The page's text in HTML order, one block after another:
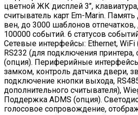
цветной ЖК дисплей 3’’,
считыватель карт Em-Marin.
вен, до 3000 шаблонов отпечатков,
100000 событий. 6 статусов
Сетевые интерфейсы: Ethernet, WiFi
RS232 (для подключения принтера,
(опция). Периферийные
замком, контроль датчика двери,
подключение кнопки выхода,
дополнительного считывателя),
Поддержка ADMS (опция).
голосовое сопровождение,